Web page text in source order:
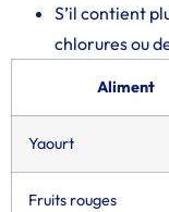
S’il contient
chlorures ou
Aliment
Yaourt
Fruits rouges